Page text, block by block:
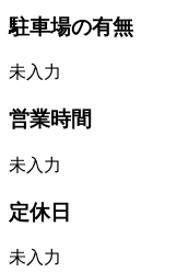
駐車場の有無
未入力
営業時間
未入力
定休日
未入力